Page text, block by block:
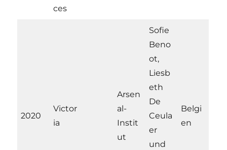
ces
2020
Victor
ia
Arsen
al-
Instit
ut
Sofie
Beno
ot,
Liesb
eth
De
Ceula
er
und
Belgi
en